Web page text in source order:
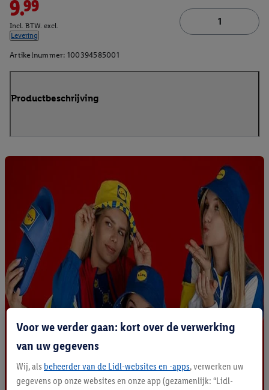
9.99
Incl. BTW. excl.
Levering
Artikelnummer: 100394585001
Productbeschrijving
Voor we verder gaan: kort over de verwerking
van uw gegevens
Wij, als beheerder van de Lidl-websites en -apps, verwerken uw
gegevens op onze websites en onze app (gezamenlijk: “Lidl-